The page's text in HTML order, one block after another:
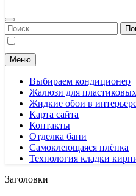
Найти:
Меню
Выбираем кондиционер
Жалюзи для
Жидкие обои в
Карта сайта
Контакты
Отделка бани
Самоклеющаяся плёнка
Технология кладки
Заголовки